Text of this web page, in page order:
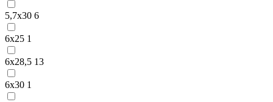
5,7х30 6
6х25 1
6х28,5 13
6х30 1